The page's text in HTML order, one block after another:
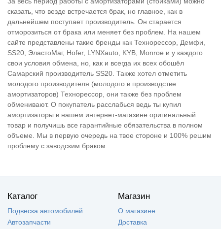
сказать, что везде встречается брак, но главное, как в
дальнейшем поступает производитель. Он старается
отморозиться от брака или меняет без проблем. На нашем
сайте представлены такие бренды как Технорессор, Демфи,
SS20, ЭластоМаг, Hofer, LYNXauto, KYB, Monroe и у каждого
свои условия обмена, но, как и всегда их всех обошёл
Самарский производитель SS20. Также хотел отметить
молодого производителя (молодого в производстве
амортизаторов) Технорессор, они также без проблем
обменивают. О покупатель расслабься ведь ты купил
амортизаторы в нашем интернет-магазине оригинальный
товар и получишь все гарантийные обязательства в полном
объеме. Мы в первую очередь на твое стороне и 100% решим
проблему с заводским браком.
Каталог
Подвеска автомобилей
Автозапчасти
Магазин
О магазине
Доставка